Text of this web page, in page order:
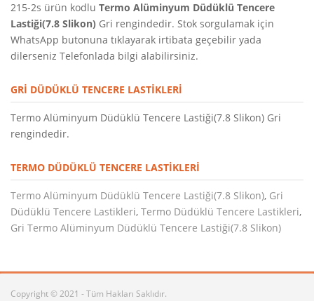
215-2s ürün kodlu Termo Alüminyum Düdüklü Tencere
Lastiği(7.8 Slikon) Gri rengindedir. Stok sorgulamak için
WhatsApp butonuna tıklayarak irtibata geçebilir yada
dilerseniz Telefonlada bilgi alabilirsiniz.
GRI DÜDÜKLÜ TENCERE LASTIKLERI
Termo Alüminyum Düdüklü Tencere Lastiği(7.8 Slikon) Gri
rengindedir.
TERMO DÜDÜKLÜ TENCERE LASTIKLERI
Termo Alüminyum Düdüklü Tencere Lastiği(7.8 Slikon), Gri
Düdüklü Tencere Lastikleri, Termo Düdüklü Tencere Lastikleri,
Gri Termo Alüminyum Düdüklü Tencere Lastiği(7.8 Slikon)
Copyright © 2021 - Tüm Hakları Saklıdır.